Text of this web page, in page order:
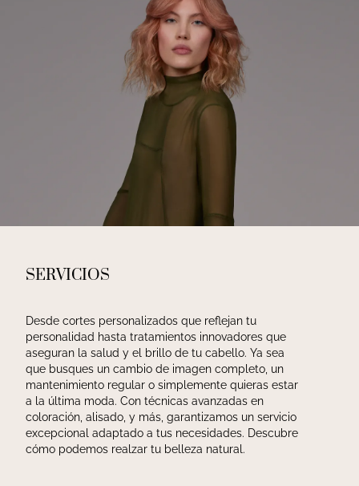
SERVICIOS
Desde cortes personalizados que reflejan tu
personalidad hasta tratamientos innovadores que
aseguran la salud y el brillo de tu cabello. Ya sea
que busques un cambio de imagen completo, un
mantenimiento regular o simplemente quieras estar
a la última moda. Con técnicas avanzadas en
coloración, alisado, y más, garantizamos un servicio
excepcional adaptado a tus necesidades. Descubre
cómo podemos realzar tu belleza natural.